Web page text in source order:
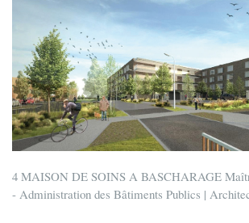
4 MAISON DE SOINS A BASCHARAGE
- Administration des Bâtiments Publics |